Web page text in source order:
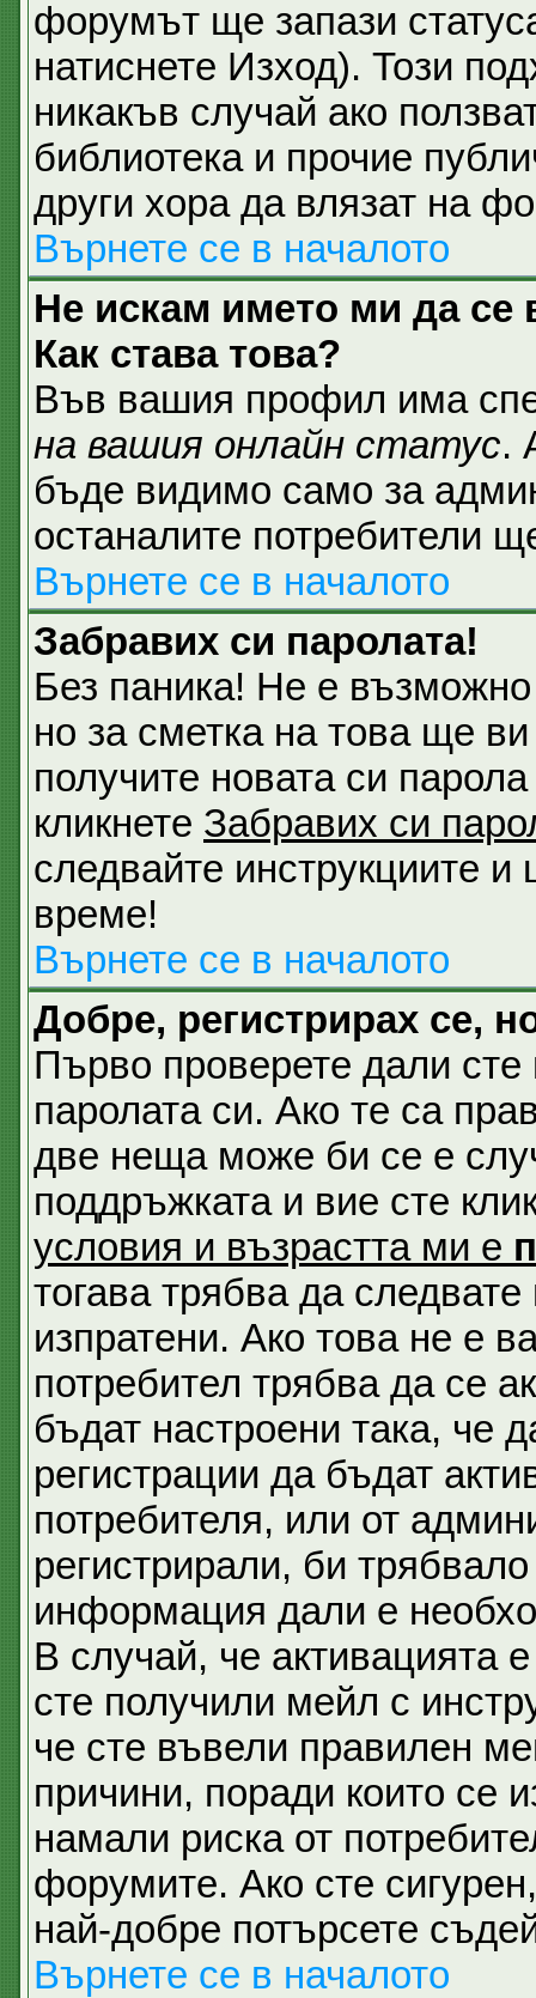
форумът ще запази
натиснете Изход). Този
никакъв случай ако
библиотека и прочие
други хора да влязат на
Върнете се в началото
Не искам името ми да се
Как става това?
Във вашия профил има
на вашия онлайн статус.
бъде видимо само за
останалите потребители
Върнете се в началото
Забравих си паролата!
Без паника! Не е
но за сметка на това ще
получите новата си
кликнете Забравих си
следвайте инструкциите
време!
Върнете се в началото
Добре, регистрирах се,
Първо проверете дали
паролата си. Ако те са
две неща може би се е
поддръжката и вие сте
условия и възрастта ми е
тогава трябва да
изпратени. Ако това не е
потребител трябва да се
бъдат настроени така, че
регистрации да бъдат
потребителя, или от
регистрирали, би
информация дали е
В случай, че активацията
сте получили мейл с
че сте въвели правилен
причини, поради които се
намали риска от
форумите. Ако сте
най-добре потърсете
Върнете се в началото